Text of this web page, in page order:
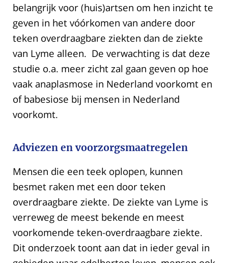
belangrijk voor (huis)artsen om hen inzicht te
geven in het vóórkomen van andere door
teken overdraagbare ziekten dan de ziekte
van Lyme alleen. De verwachting is dat deze
studie o.a. meer zicht zal gaan geven op hoe
vaak anaplasmose in Nederland voorkomt en
of babesiose bij mensen in Nederland
voorkomt.
Adviezen en voorzorgsmaatregelen
Mensen die een teek oplopen, kunnen
besmet raken met een door teken
overdraagbare ziekte. De ziekte van Lyme is
verreweg de meest bekende en meest
voorkomende teken-overdraagbare ziekte.
Dit onderzoek toont aan dat in ieder geval in